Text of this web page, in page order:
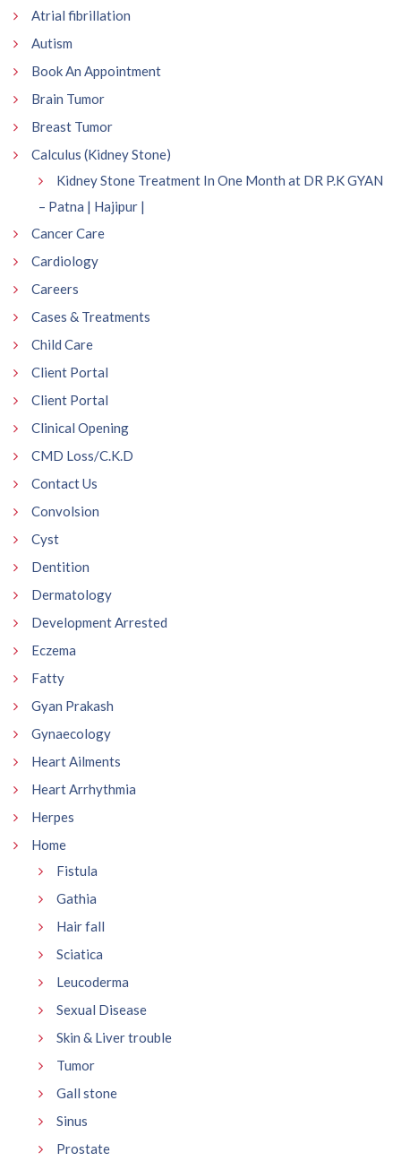
Atrial fibrillation
Autism
Book An Appointment
Brain Tumor
Breast Tumor
Calculus (Kidney Stone)
Kidney Stone Treatment In One Month at DR P.K GYAN
– Patna | Hajipur |
Cancer Care
Cardiology
Careers
Cases & Treatments
Child Care
Client Portal
Client Portal
Clinical Opening
CMD Loss/C.K.D
Contact Us
Convolsion
Cyst
Dentition
Dermatology
Development Arrested
Eczema
Fatty
Gyan Prakash
Gynaecology
Heart Ailments
Heart Arrhythmia
Herpes
Home
Fistula
Gathia
Hair fall
Sciatica
Leucoderma
Sexual Disease
Skin & Liver trouble
Tumor
Gall stone
Sinus
Prostate